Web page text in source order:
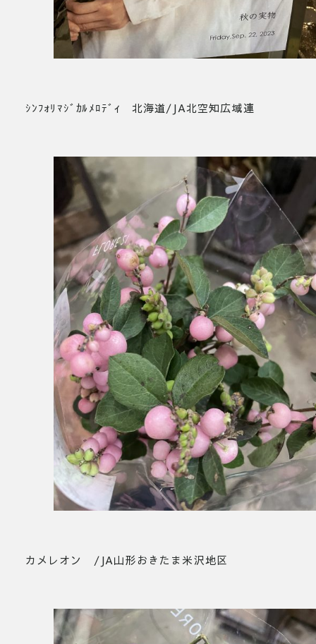
ｼﾝﾌｫﾘﾏｼﾞｶﾙﾒﾛﾃﾞｨ 北海道/JA北空知広域連
カメレオン /JA山形おきたま米沢地区